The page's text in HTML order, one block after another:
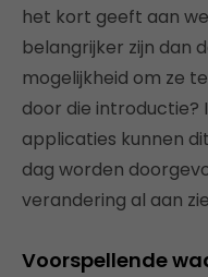
het kort geeft aan
belangrijker zijn dan
mogelijkheid om ze
door die introductie?
applicaties kunnen
dag worden
verandering al aan
Voorspellende